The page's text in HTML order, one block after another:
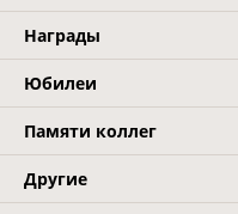
Награды
Юбилеи
Памяти коллег
Другие